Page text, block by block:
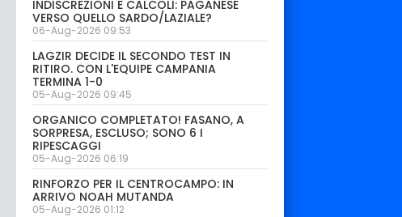
INDISCREZIONI E CALCOLI: PAGANESE
VERSO QUELLO SARDO/LAZIALE?
06-Aug-2026 09:53
LAGZIR DECIDE IL SECONDO TEST IN
RITIRO. CON L'EQUIPE CAMPANIA
TERMINA 1-0
05-Aug-2026 09:45
ORGANICO COMPLETATO! FASANO, A
SORPRESA, ESCLUSO; SONO 6 I
RIPESCAGGI
05-Aug-2026 06:19
RINFORZO PER IL CENTROCAMPO: IN
ARRIVO NOAH MUTANDA
05-Aug-2026 01:12